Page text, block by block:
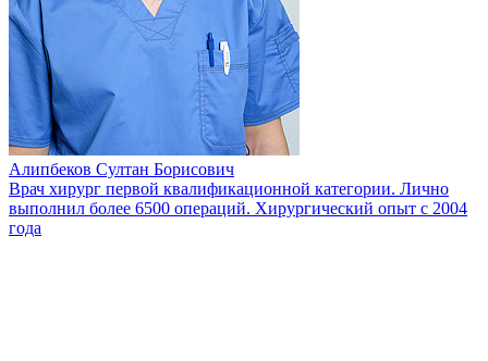
Алипбеков Султан Борисович
Врач хирург первой квалификационной категории. Лично
выполнил более 6500 операций. Хирургический опыт с 2004
года